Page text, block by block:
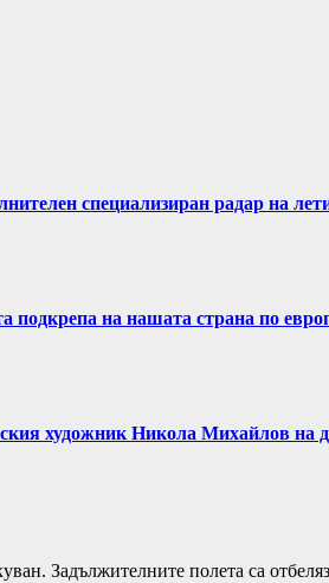
специализиран радар на
на нашата страна по
художник Никола Михайлов на
Задължителните полета са